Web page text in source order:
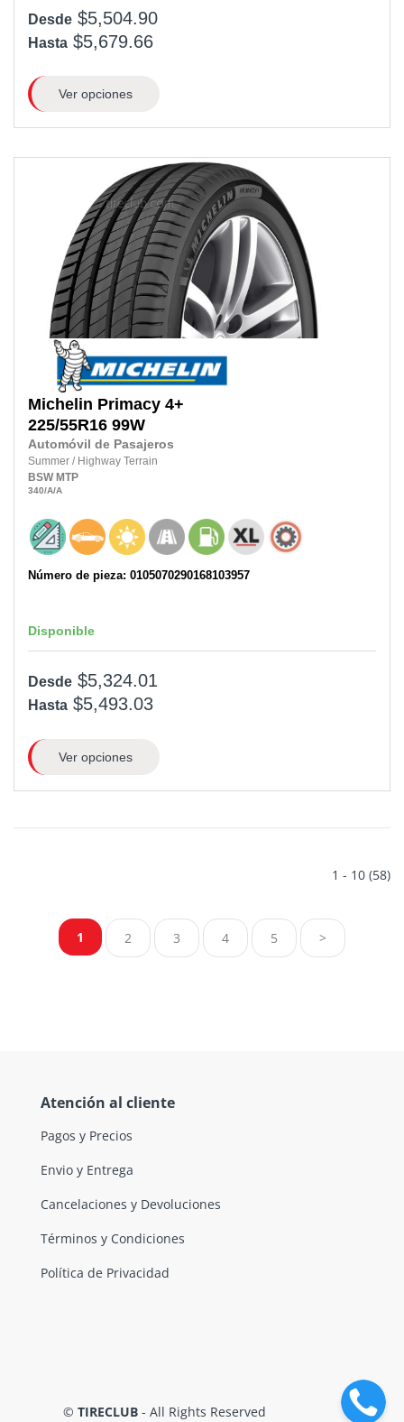
Desde $5,504.90
Hasta $5,679.66
Ver opciones
Michelin Primacy 4+
225/55R16 99W
Automóvil de Pasajeros
Summer / Highway Terrain
BSW MTP
340/A/A
Número de pieza: 0105070290168103957
Disponible
Desde $5,324.01
Hasta $5,493.03
Ver opciones
1 - 10 (58)
1 2 3 4 5 >
Atención al cliente
Pagos y Precios
Envio y Entrega
Cancelaciones y Devoluciones
Términos y Condiciones
Política de Privacidad
© TIRECLUB - All Rights Reserved